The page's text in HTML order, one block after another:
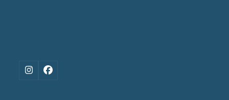
Instagram
Facebook